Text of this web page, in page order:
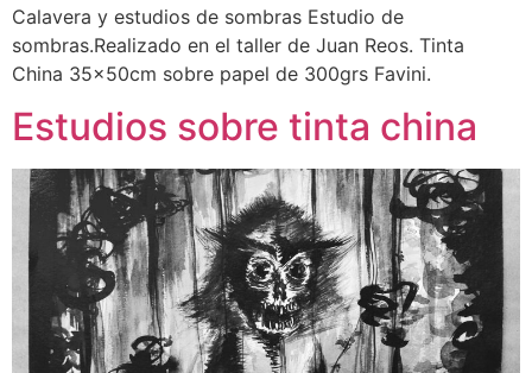
Calavera y estudios de sombras Estudio de
sombras.Realizado en el taller de Juan Reos. Tinta
China 35x50cm sobre papel de 300grs Favini.
Estudios sobre tinta china